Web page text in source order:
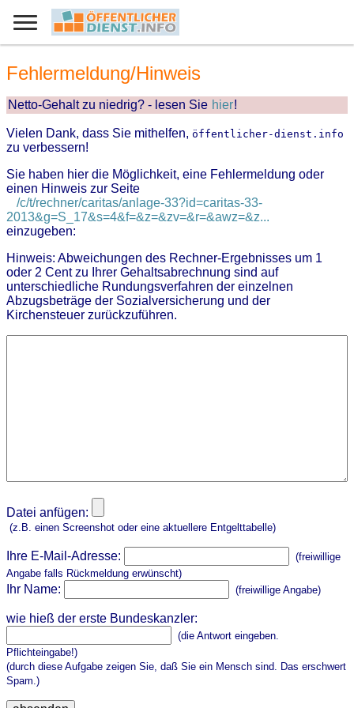
Fehlermeldung/Hinweis
Netto-Gehalt zu niedrig? - lesen Sie hier!
Vielen Dank, dass Sie mithelfen, öffentlicher-dienst.info
zu verbessern!
Sie haben hier die Möglichkeit, eine Fehlermeldung oder
einen Hinweis zur Seite
/c/t/rechner/caritas/anlage-33?id=caritas-33-
2013&g=S_17&s=4&f=&z=&zv=&r=&awz=&z...
einzugeben:
Hinweis: Abweichungen des Rechner-Ergebnisses um 1
oder 2 Cent zu Ihrer Gehaltsabrechnung sind auf
unterschiedliche Rundungsverfahren der einzelnen
Abzugsbeträge der Sozialversicherung und der
Kirchensteuer zurückzuführen.
Datei anfügen:
(z.B. einen Screenshot oder eine aktuellere Entgelttabelle)
Ihre E-Mail-Adresse:
(freiwillige
Angabe falls Rückmeldung erwünscht)
Ihr Name: (freiwillige Angabe)
wie hieß der erste Bundeskanzler:
(die Antwort eingeben.
Pflichteingabe!)
(durch diese Aufgabe zeigen Sie, daß Sie ein Mensch sind. Das erschwert
Spam.)